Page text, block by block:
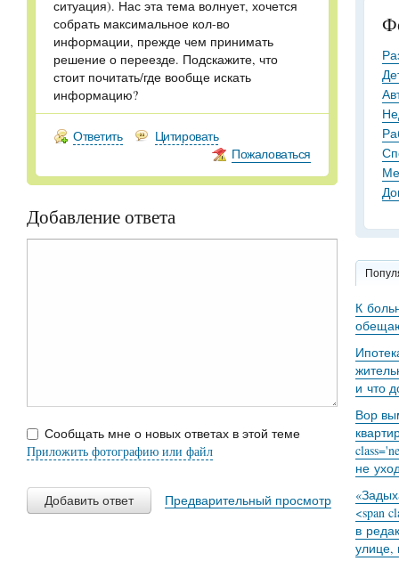
ситуация). Нас эта тема волнует, хочется
собрать максимальное кол-во
информации, прежде чем принимать
решение о переезде. Подскажите, что
стоит почитать/где вообще искать
информацию?
Ответить
Цитировать
Пожаловаться
Добавление ответа
Сообщать мне о новых ответах в этой теме
Приложить фотографию или файл
Добавить ответ Предварительный просмотр
К
и что
Вор
не
<span
в
улице,